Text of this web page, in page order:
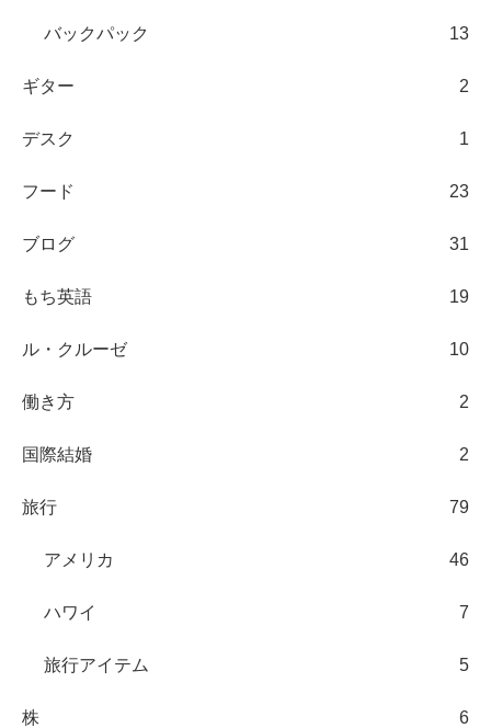
バックパック 13
ギター 2
デスク 1
フード 23
ブログ 31
もち英語 19
ル・クルーゼ 10
働き方 2
国際結婚 2
旅行 79
アメリカ 46
ハワイ 7
旅行アイテム 5
株 6